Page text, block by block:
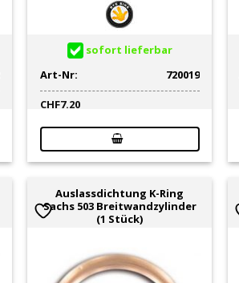
sofort lieferbar
Art-Nr:
720019
CHF7.20
Auslassdichtung K-Ring
Sachs 503 Breitwandzylinder
(1 Stück)